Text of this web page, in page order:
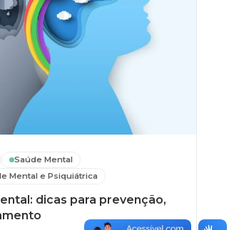
Saúde Mental
Mental e Psiquiátrica
dicas para prevenção,